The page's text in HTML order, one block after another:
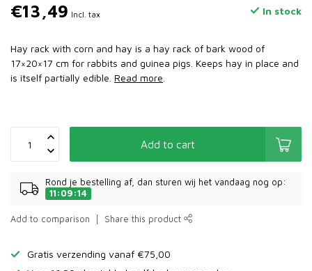
€13,49 Incl. tax In stock
Hay rack with corn and hay is a hay rack of bark wood of
17×20×17 cm for rabbits and guinea pigs. Keeps hay in place and
is itself partially edible. Read more
Add to cart
Rond je bestelling af, dan sturen wij het vandaag nog op:
11:09:14
Add to comparison Share this product
Gratis verzending vanaf €75,00